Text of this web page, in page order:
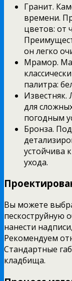
Гранит.
времени.
цветов: от
он легко
Мрамор.
палитра:
Известняк.
для
погодным
Бронза.
устойчива
ухода.
Вы можете
пескоструйную
нанести
Рекомендуем
Стандартные
кладбища.